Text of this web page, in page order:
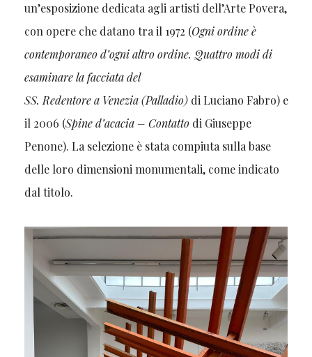
un’esposizione dedicata agli artisti dell’Arte Povera,
con opere che datano tra il 1972 (Ogni ordine è
contemporaneo d’ogni altro ordine. Quattro modi di
esaminare la facciata del
SS. Redentore a Venezia (Palladio)di Luciano Fabro) e
il 2006 (Spine d’acacia – Contattodi Giuseppe
Penone). La selezione è stata compiuta sulla base
delle loro dimensioni monumentali, come indicato
dal titolo.